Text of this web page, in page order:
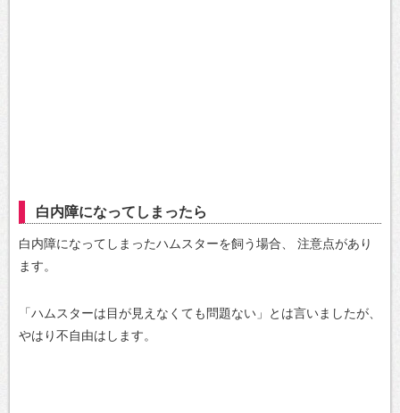
白内障になってしまったら
白内障になってしまったハムスターを飼う場合、
注意点があり
ます。
「ハムスターは目が見えなくても問題ない」とは言いましたが、
やはり不自由はします。